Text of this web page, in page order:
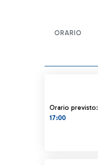
ORARIO
Orario previsto:
17:00